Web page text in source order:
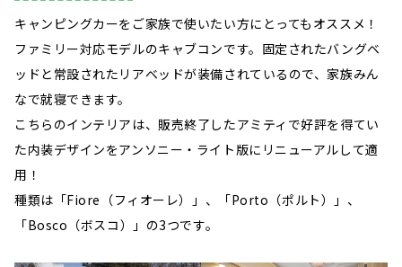
キャンピングカーをご家族で使いたい方にとってもオススメ！
ファミリー対応モデルのキャブコンです。固定されたバングベ
ッドと常設されたリアベッドが装備されているので、家族みん
なで就寝できます。
こちらのインテリアは、販売終了したアミティで好評を得てい
た内装デザインをアンソニー・ライト版にリニューアルして適
用！
種類は「Fiore（フィオーレ）」、「Porto（ポルト）」、
「Bosco（ボスコ）」の3つです。